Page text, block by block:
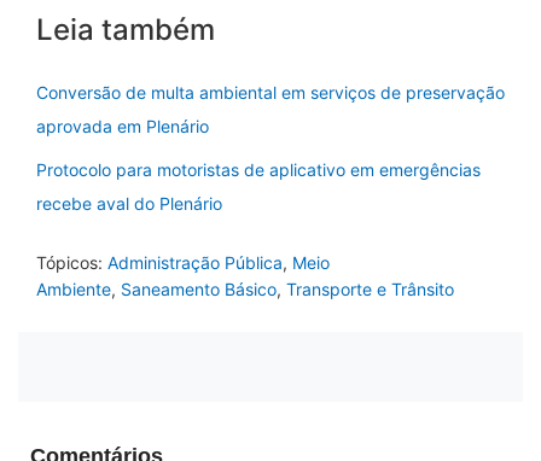
Leia também
Conversão de multa ambiental em serviços de preservação
aprovada em Plenário
Protocolo para motoristas de aplicativo em emergências
recebe aval do Plenário
Tópicos: Administração Pública, Meio
Ambiente, Saneamento Básico, Transporte e Trânsito
Comentários